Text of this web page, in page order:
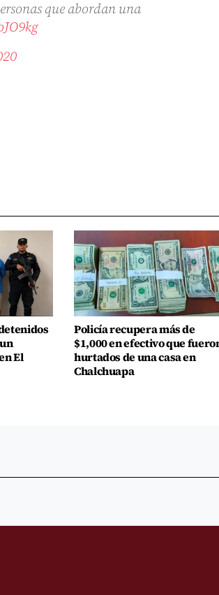
que abordan una
El
Policía recupera más de
$1,000 en efectivo que
hurtados de una casa en
Chalchuapa